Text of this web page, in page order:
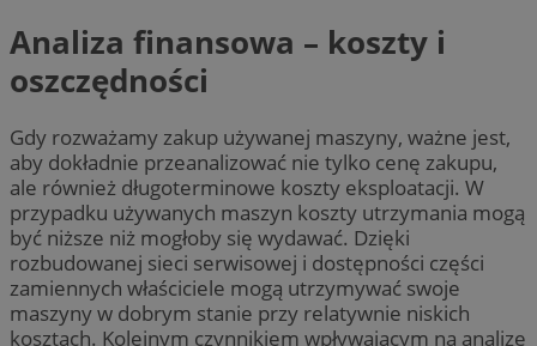
Analiza finansowa – koszty i
oszczędności
Gdy rozważamy zakup używanej maszyny, ważne jest,
aby dokładnie przeanalizować nie tylko cenę zakupu,
ale również długoterminowe koszty eksploatacji. W
przypadku używanych maszyn koszty utrzymania mogą
być niższe niż mogłoby się wydawać. Dzięki
rozbudowanej sieci serwisowej i dostępności części
zamiennych właściciele mogą utrzymywać swoje
maszyny w dobrym stanie przy relatywnie niskich
kosztach. Kolejnym czynnikiem wpływającym na analizę